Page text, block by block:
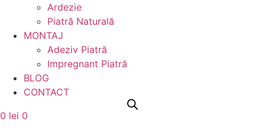
Ardezie
Piatră Naturală
MONTAJ
Adeziv Piatră
Impregnant Piatră
BLOG
CONTACT
0 lei 0